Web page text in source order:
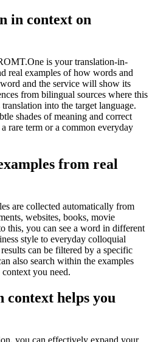
in context on
is your translation-in-
real examples of how words and
word and the service will show its
from bilingual sources where this
into the target language.
shades of meaning and correct
rare term or a common everyday
from real
are collected automatically from
websites, books, movie
this, you can see a word in different
style to everyday colloquial
can be filtered by a specific
also search within the examples
you need.
helps you
you can effectively expand your